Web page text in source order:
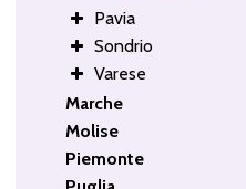
Pavia
Sondrio
Varese
Marche
Molise
Piemonte